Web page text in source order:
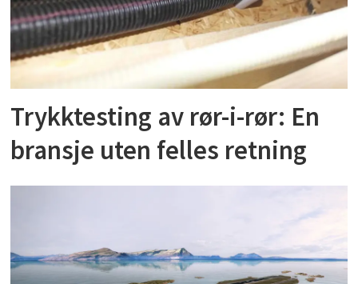
Trykktesting av rør-i-rør: En
bransje uten felles retning